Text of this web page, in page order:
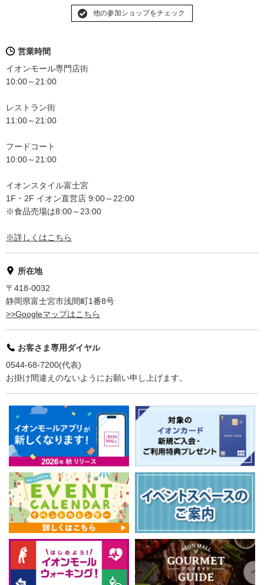
他の参加ショップをチェック
営業時間
イオンモール専門店街
10:00～21:00
レストラン街
11:00～21:00
フードコート
10:00～21:00
イオンスタイル富士宮
1F・2F イオン直営店 9:00～22:00
※食品売場は8:00～23:00
※詳しくはこちら
所在地
〒418-0032
静岡県富士宮市浅間町1番8号
>>Googleマップはこちら
お客さま専用ダイヤル
0544-68-7200(代表)
お掛け間違えのないようにお願い申し上げます。